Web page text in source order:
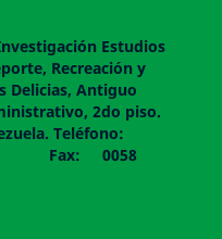
Estudios
Recreación y
Delicias, Antiguo
2do piso.
Teléfono:
/ Fax: 0058